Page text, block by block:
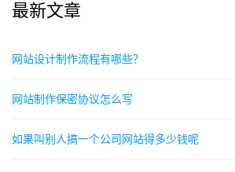
最新文章
网站设计制作流程有哪些？
网站制作保密协议怎么写
如果叫别人搞一个公司网站得多少钱呢